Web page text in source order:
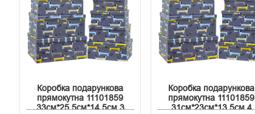
Коробка подарункова
прямокутна 11101859
33см*25.5см*14.5см 3
Коробка подарункова
прямокутна 11101859
31см*23см*13.5см 4